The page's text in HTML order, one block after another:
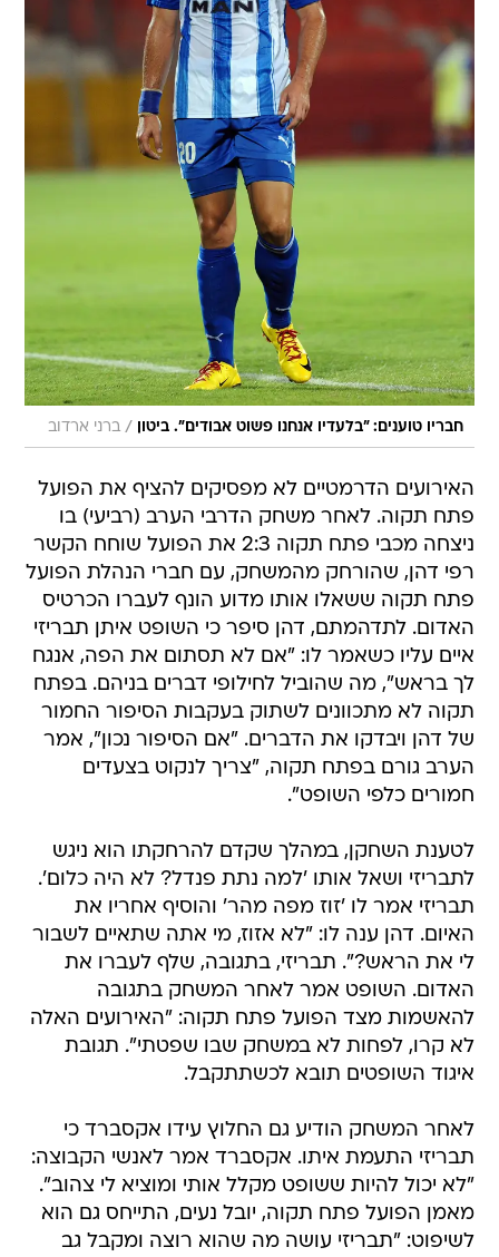
חבריו טוענים: "בלעדיו אנחנו פשוט אבודים". ביטון / ברני ארדוב
האירועים הדרמטיים לא מפסיקים להציף את הפועל
פתח תקוה. לאחר משחק הדרבי הערב (רביעי) בו
ניצחה מכבי פתח תקוה 2:3 את הפועל שוחח הקשר
רפי דהן, שהורחק מהמשחק, עם חברי הנהלת הפועל
פתח תקוה ששאלו אותו מדוע הונף לעברו הכרטיס
האדום. לתדהמתם, דהן סיפר כי השופט איתן תבריזי
איים עליו כשאמר לו: "אם לא תסתום את הפה, אנגח
לך בראש", מה שהוביל לחילופי דברים בניהם. בפתח
תקוה לא מתכוונים לשתוק בעקבות הסיפור החמור
של דהן ויבדקו את הדברים. "אם הסיפור נכון", אמר
הערב גורם בפתח תקוה, "צריך לנקוט בצעדים
חמורים כלפי השופט".
לטענת השחקן, במהלך שקדם להרחקתו הוא ניגש
לתבריזי ושאל אותו 'למה נתת פנדל? לא היה כלום'.
תבריזי אמר לו 'זוז מפה מהר' והוסיף אחריו את
האיום. דהן ענה לו: "לא אזוז, מי אתה שתאיים לשבור
לי את הראש?". תבריזי, בתגובה, שלף לעברו את
האדום. השופט אמר לאחר המשחק בתגובה
להאשמות מצד הפועל פתח תקוה: "האירועים האלה
לא קרו, לפחות לא במשחק שבו שפטתי". תגובת
איגוד השופטים תובא לכשתתקבל.
לאחר המשחק הודיע גם החלוץ עידו אקסברד כי
תבריזי התעמת איתו. אקסברד אמר לאנשי הקבוצה:
"לא יכול להיות ששופט מקלל אותי ומוציא לי צהוב".
מאמן הפועל פתח תקוה, יובל נעים, התייחס גם הוא
לשיפוט: "תבריזי עושה מה שהוא רוצה ומקבל גב